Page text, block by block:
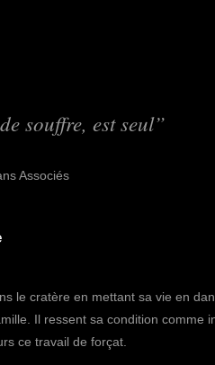
souffre, est seul
Associés
le cratère en mettant sa vie en
Il ressent sa condition comme
ce travail de forçat.